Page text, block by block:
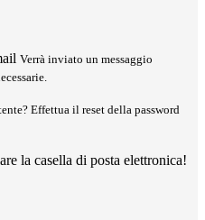
Verrà inviato un messaggio
Effettua il reset della password
la casella di posta elettronica!